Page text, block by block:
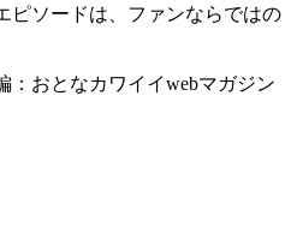
ピソードは、ファンならではの
：おとなカワイイwebマガジン